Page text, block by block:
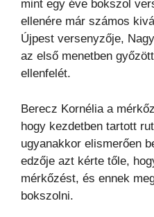
mint egy éve bokszol
ellenére már számos
Újpest versenyzője,
az első menetben
ellenfelét.
Berecz Kornélia a
hogy kezdetben tartott
ugyanakkor elismerően
edzője azt kérte tőle,
mérkőzést, és ennek
bokszolni.